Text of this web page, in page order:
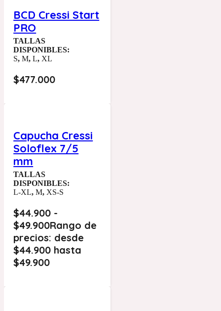
BCD Cressi Start
PRO
TALLAS
DISPONIBLES:
S,M,L, XL
$477.000
Capucha Cressi
Soloflex 7/5
mm
TALLAS
DISPONIBLES:
L-XL,M, XS-S
$44.900 -
$49.900Rango de
precios: desde
$44.900 hasta
$49.900